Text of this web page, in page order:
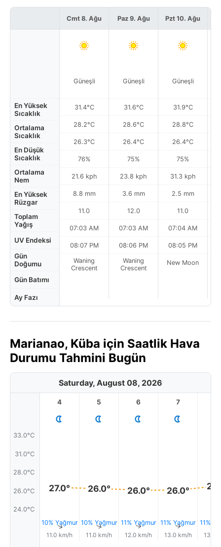
En Yüksek
Sıcaklık
Ortalama
Sıcaklık
En Düşük
Sıcaklık
Ortalama
Nem
En Yüksek
Rüzgar
Toplam
Yağış
UV Endeksi
Gün
Doğumu
Gün Batımı
Ay Fazı
Cmt 8. Ağu
Güneşli
31.4°C
28.2°C
26.3°C
76%
21.6 kph
8.8 mm
11.0
07:03 AM
08:07 PM
Waning
Crescent
Paz 9. Ağu
Güneşli
31.6°C
28.6°C
26.4°C
75%
23.8 kph
3.6 mm
12.0
07:03 AM
08:06 PM
Waning
Crescent
Pzt 10. Ağu
Güneşli
31.9°C
28.8°C
26.4°C
75%
31.3 kph
2.5 mm
11.0
07:04 AM
08:05 PM
New Moon
Marianao, Küba için Saatlik Hava
Durumu Tahmini Bugün
Saturday, August 08, 2026
33.0°C
31.0°C
28.0°C
26.0°C
24.0°C
4
27.0°
10% Yağmur
↑
11.0 km/h
5
26.0°
10% Yağmur
↑
11.0 km/h
6
26.0°
11% Yağmur
↑
12.0 km/h
7
26.0°
11% Yağmur
↑
13.0 km/h
11%
13.0